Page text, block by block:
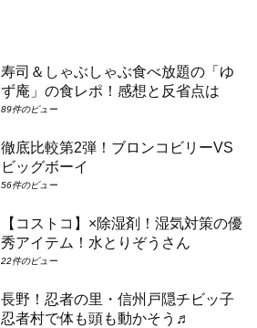
寿司＆しゃぶしゃぶ食べ放題の「ゆ
ず庵」の食レポ！感想と反省点は
89件のビュー
徹底比較第2弾！ブロンコビリーVS
ビッグボーイ
56件のビュー
【コストコ】×除湿剤！湿気対策の優
秀アイテム！水とりぞうさん
22件のビュー
長野！忍者の里・信州戸隠チビッ子
忍者村で体も頭も動かそう♬